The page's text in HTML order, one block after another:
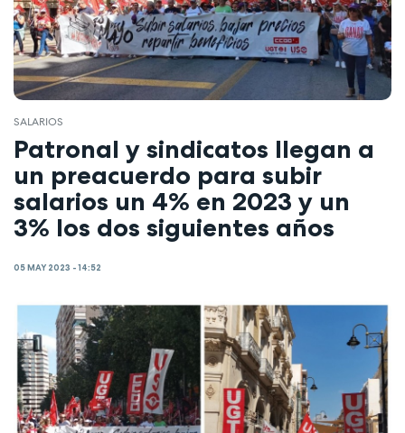
SALARIOS
Patronal y sindicatos llegan a
un preacuerdo para subir
salarios un 4% en 2023 y un
3% los dos siguientes años
05 MAY 2023 - 14:52